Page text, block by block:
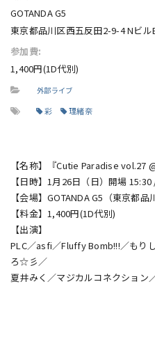
GOTANDA G5
東京都品川区西五反田2-9-4 Nビル
参加費:
1,400円(1D代別)
外部ライブ
彩 理緒奈
【名称】『Cutie Paradise vol.27
【日時】1月26日（日）開場
【会場】GOTANDA G5（東京都
【料金】1,400円(1D代別)
【出演】
PLC／asfi／Fluffy Bomb!!!／もり
ろ☆彡／
夏井みく／マジカルコネクショ